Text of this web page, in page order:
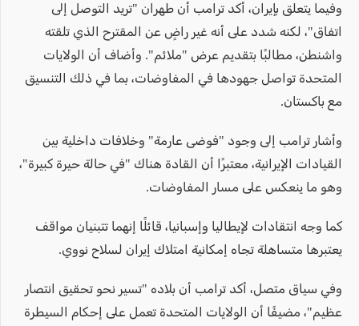
وفيما يتعلق بإيران، أكد ترامب أن طهران "تريد التوصل إلى
اتفاق"، لكنه شدد على أنه غير راضٍ عن المقترح الذي تلقته
واشنطن، مطالبًا بتقديم عرض "ملائم". وأضاف أن الولايات
المتحدة تواصل جهودها في المفاوضات، بما في ذلك التنسيق
مع باكستان.
وأشار ترامب إلى وجود "فوضى عارمة" وخلافات داخلية بين
القيادات الإيرانية، معتبرًا أن القادة هناك "في حالة حيرة كبيرة"،
وهو ما ينعكس على مسار المفاوضات.
كما وجه انتقادات لإيطاليا وإسبانيا، قائلًا إنهما تتبنيان مواقف
يعتبرها متساهلة تجاه إمكانية امتلاك إيران لسلاح نووي.
وفي سياق متصل، أكد ترامب أن بلاده "تسير نحو تحقيق انتصار
عظيم"، مضيفًا أن الولايات المتحدة تعمل على إحكام السيطرة